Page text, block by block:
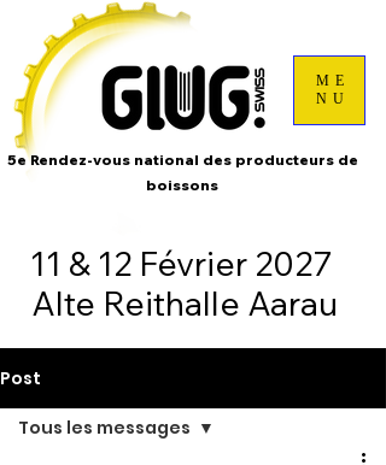
ME
NU
11 & 12 Février 2027
Alte Reithalle Aarau
5e Rendez-vous national des producteurs de
boissons
Post
Tous les messages